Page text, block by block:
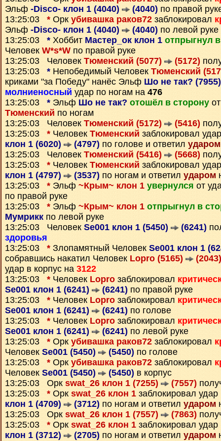
Эльф -Disco- клон 1 (4040) (4040) по правой
13:25:03 * Орк убивашка раков72 заблокировал
Эльф -Disco- клон 1 (4040) (4040) по левой руке
13:25:03 * Хоббит Мастер_ок клон 1 отпрыгнул
Человек W*s*W по правой руке
13:25:03 Человек Тюменский (5077) (5172)
13:25:03 * Непобедимый Человек Тюменский
криками "за Победу" нанёс Эльф Шо не так?
молниеносный удар по ногам на 476
13:25:03 * Эльф Шо не так? отошёл в сторону
Тюменский по ногам
13:25:03 Человек Тюменский (5172) (5416)
13:25:03 * Человек Тюменский заблокировал
клон 1 (6020)
(4797) по голове и ответил ударом
13:25:03 Человек Тюменский (5416) (5668)
13:25:03 * Человек Тюменский заблокировал
клон 1 (4797)
(3537) по ногам и ответил ударом
13:25:03 * Эльф ~Крым~ клон 1 увернулся от
по правой руке
13:25:03 * Эльф ~Крым~ клон 1 отпрыгнул в
Мумрикк по левой руке
13:25:03 Человек Se001 клон 1 (5450) (6241)
здоровья
13:25:03 * Злопамятный Человек Se001 клон 1
собравшись накатил Человек Lopro (5165)
(2043)
удар в корпус на 3122
13:25:03 * Человек Lopro заблокировал
Se001 клон 1 (6241)
(6241) по правой руке
13:25:03 * Человек Lopro заблокировал
Se001 клон 1 (6241)
(6241) по голове
13:25:03 * Человек Lopro заблокировал
Se001 клон 1 (6241)
(6241) по левой руке
13:25:03 * Орк убивашка раков72 заблокировал
Человек Se001 (5450) (5450) по голове
13:25:03 * Орк убивашка раков72 заблокировал
Человек Se001 (5450) (5450) в корпус
13:25:03 Орк swat_26 клон 1 (7255) (7557)
13:25:03 * Орк swat_26 клон 1 заблокировал
клон 1 (4709)
(3712) по ногам и ответил ударом
13:25:03 Орк swat_26 клон 1 (7557) (7863)
13:25:03 * Орк swat_26 клон 1 заблокировал
клон 1 (3712)
(2705) по ногам и ответил ударом